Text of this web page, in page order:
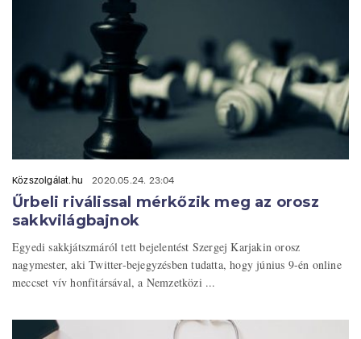
Közszolgálat.hu 2020.05.24. 23:04
Űrbeli riválissal mérkőzik meg az orosz
sakkvilágbajnok
Egyedi sakkjátszmáról tett bejelentést Szergej Karjakin orosz
nagymester, aki Twitter-bejegyzésben tudatta, hogy június 9-én online
meccset vív honfitársával, a Nemzetközi ...